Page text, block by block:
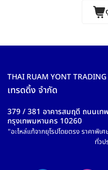
THAI RUAM YONT TRADING
เทรดดิ้ง จำกัด
379 / 381 อาคารสมฤดี ถนนเท
กรุงเทพมหานคร 10260
"อะไหล่แท้จากยุโรปโดยตรง ราคาพิเ
ทั่วป